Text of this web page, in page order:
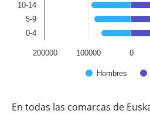
Hombres
0-4
5-9
10-14
200000 100000 0
En todas las comarcas de